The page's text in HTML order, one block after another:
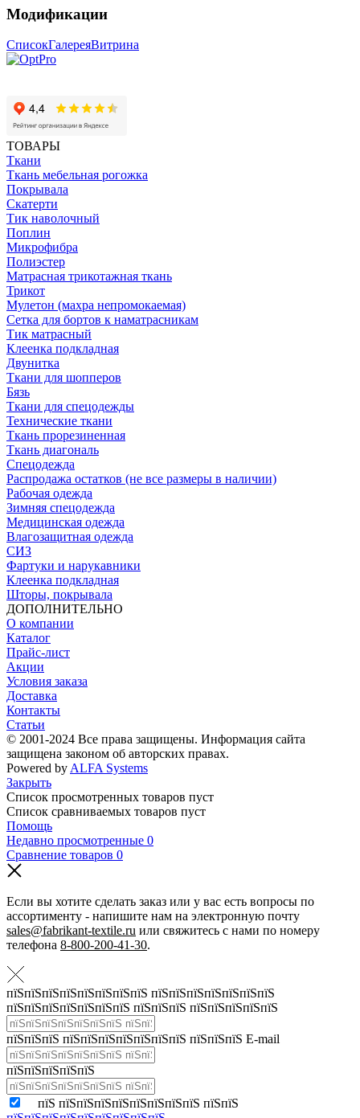
Модификации
СписокГалереяВитрина
ТОВАРЫ
Ткани
Ткань мебельная рогожка
Покрывала
Скатерти
Тик наволочный
Поплин
Микрофибра
Полиэстер
Матрасная трикотажная ткань
Трикот
Мулетон (махра непромокаемая)
Сетка для бортов к наматрасникам
Тик матрасный
Клеенка подкладная
Двунитка
Ткани для шопперов
Бязь
Ткани для спецодежды
Технические ткани
Ткань прорезиненная
Ткань диагональ
Спецодежда
Распродажа остатков (не все размеры в наличии)
Рабочая одежда
Зимняя спецодежда
Медицинская одежда
Влагозащитная одежда
СИЗ
Фартуки и нарукавники
Клеенка подкладная
Шторы, покрывала
ДОПОЛНИТЕЛЬНО
О компании
Каталог
Прайс-лист
Акции
Условия заказа
Доставка
Контакты
Статьи
© 2001-2024 Все права защищены. Информация сайта
защищена законом об авторских правах.
Powered by ALFA Systems
Закрыть
Список просмотренных товаров пуст
Список сравниваемых товаров пуст
Помощь
Недавно просмотренные 0
Сравнение товаров 0
Если вы хотите сделать заказ или у вас есть вопросы по
ассортименту - напишите нам на электронную почту
sales@fabrikant-textile.ru или свяжитесь с нами по номеру
телефона 8-800-200-41-30.
пїЅпїЅпїЅпїЅпїЅпїЅпїЅпїЅ пїЅпїЅпїЅпїЅпїЅпїЅпїЅ
пїЅпїЅпїЅпїЅпїЅпїЅпїЅ пїЅпїЅпїЅ пїЅпїЅпїЅпїЅпїЅ
пїЅпїЅпїЅ пїЅпїЅпїЅпїЅпїЅпїЅпїЅ пїЅпїЅпїЅ E-mail
пїЅпїЅпїЅпїЅпїЅ
пїЅ пїЅпїЅпїЅпїЅпїЅпїЅпїЅпїЅ пїЅпїЅ